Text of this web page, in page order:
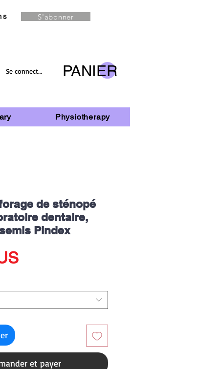
S'abonner
Se connecter PANIER
Physiotherapy
de sténopé
dentaire,
Pindex
Prix
et payer